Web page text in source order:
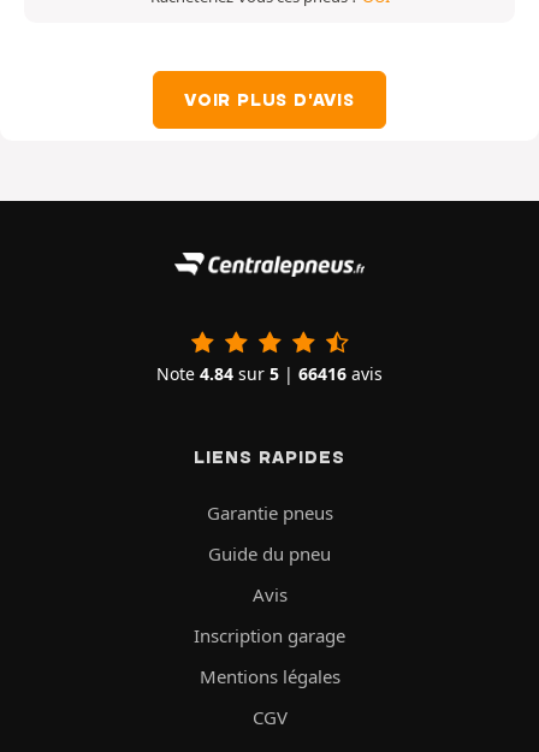
VOIR PLUS D'AVIS
Note 4.84 sur 5 | 66416 avis
LIENS RAPIDES
Garantie pneus
Guide du pneu
Avis
Inscription garage
Mentions légales
CGV